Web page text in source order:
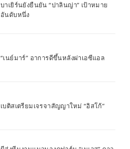
บาเยิร์นยังยืนยัน “ปาลินญ่า” เป้าหมาย
อันดับหนึ่ง
“เนย์มาร์” อาการดีขึ้นหลังผ่าเอซีแอล
เบติสเตรียมเจรจาสัญญาใหม่ “อิสโก้”